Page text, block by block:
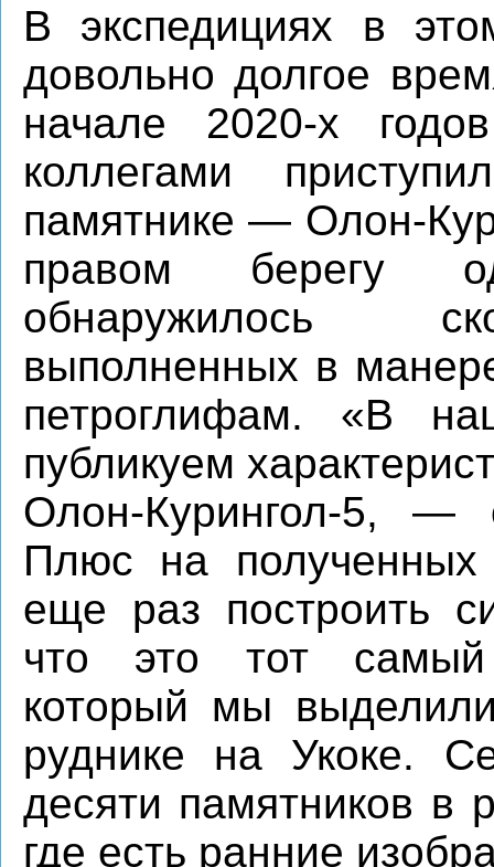
В экспедициях в
довольно долгое
начале 2020-х
коллегами
памятнике — Олон-
правом берегу
обнаружилось
выполненных в
петроглифам. «В
публикуем
Олон-Курингол-5,
Плюс на
еще раз построить
что это тот самый
который мы
руднике на Укоке.
десяти памятников в
где есть ранние